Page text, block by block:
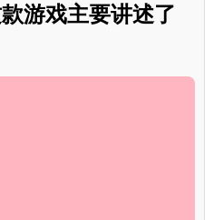
游戏主要讲述了